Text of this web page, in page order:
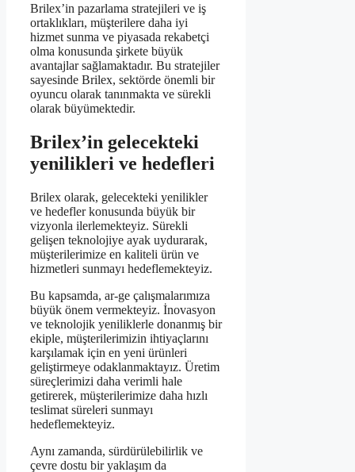
Brilex’in pazarlama stratejileri ve iş
ortaklıkları, müşterilere daha iyi
hizmet sunma ve piyasada rekabetçi
olma konusunda şirkete büyük
avantajlar sağlamaktadır. Bu stratejiler
sayesinde Brilex, sektörde önemli bir
oyuncu olarak tanınmakta ve sürekli
olarak büyümektedir.
Brilex’in gelecekteki
yenilikleri ve hedefleri
Brilex olarak, gelecekteki yenilikler
ve hedefler konusunda büyük bir
vizyonla ilerlemekteyiz. Sürekli
gelişen teknolojiye ayak uydurarak,
müşterilerimize en kaliteli ürün ve
hizmetleri sunmayı hedeflemekteyiz.
Bu kapsamda, ar-ge çalışmalarımıza
büyük önem vermekteyiz. İnovasyon
ve teknolojik yeniliklerle donanmış bir
ekiple, müşterilerimizin ihtiyaçlarını
karşılamak için en yeni ürünleri
geliştirmeye odaklanmaktayız. Üretim
süreçlerimizi daha verimli hale
getirerek, müşterilerimize daha hızlı
teslimat süreleri sunmayı
hedeflemekteyiz.
Aynı zamanda, sürdürülebilirlik ve
çevre dostu bir yaklaşım da